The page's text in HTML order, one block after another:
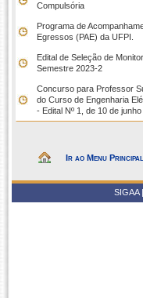
Compulsória
Programa de
Egressos (PAE) da UFPI.
Edital de Seleção de
Semestre 2023-2
Concurso para Professor
do Curso de Engenharia
- Edital Nº 1, de 10 de
Ir ao Menu Principal
SIGAA